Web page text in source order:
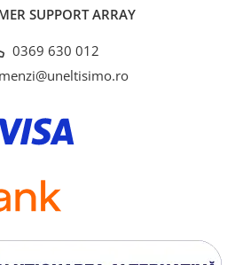
SUPPORTARRAY
0369 630 012